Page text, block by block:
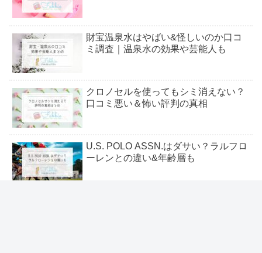
財宝温泉水はやばい&怪しいのか口コ
ミ調査｜温泉水の効果や芸能人も
クロノセルを使ってもシミ消えない？
口コミ悪い＆怖い評判の真相
U.S. POLO ASSN.はダサい？ラルフロ
ーレンとの違い&年齢層も